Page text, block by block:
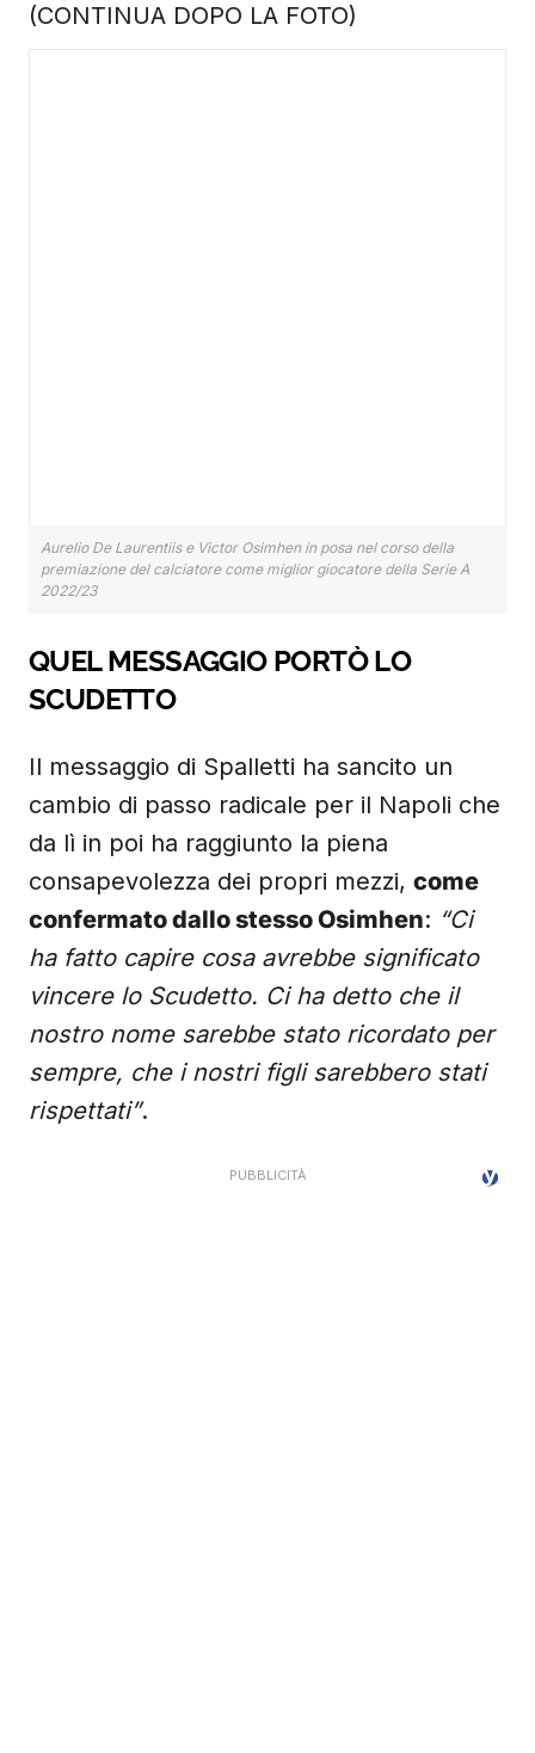
(CONTINUA DOPO LA FOTO)
Aurelio De Laurentiis e Victor Osimhen in posa nel corso della
premiazione del calciatore come miglior giocatore della Serie A
2022/23
QUEL MESSAGGIO PORTÒ LO
SCUDETTO
Il messaggio di Spalletti ha sancito un
cambio di passo radicale per il Napoli che
da lì in poi ha raggiunto la piena
consapevolezza dei propri mezzi, come
confermato dallo stesso Osimhen: “Ci
ha fatto capire cosa avrebbe significato
vincere lo Scudetto. Ci ha detto che il
nostro nome sarebbe stato ricordato per
sempre, che i nostri figli sarebbero stati
rispettati”.